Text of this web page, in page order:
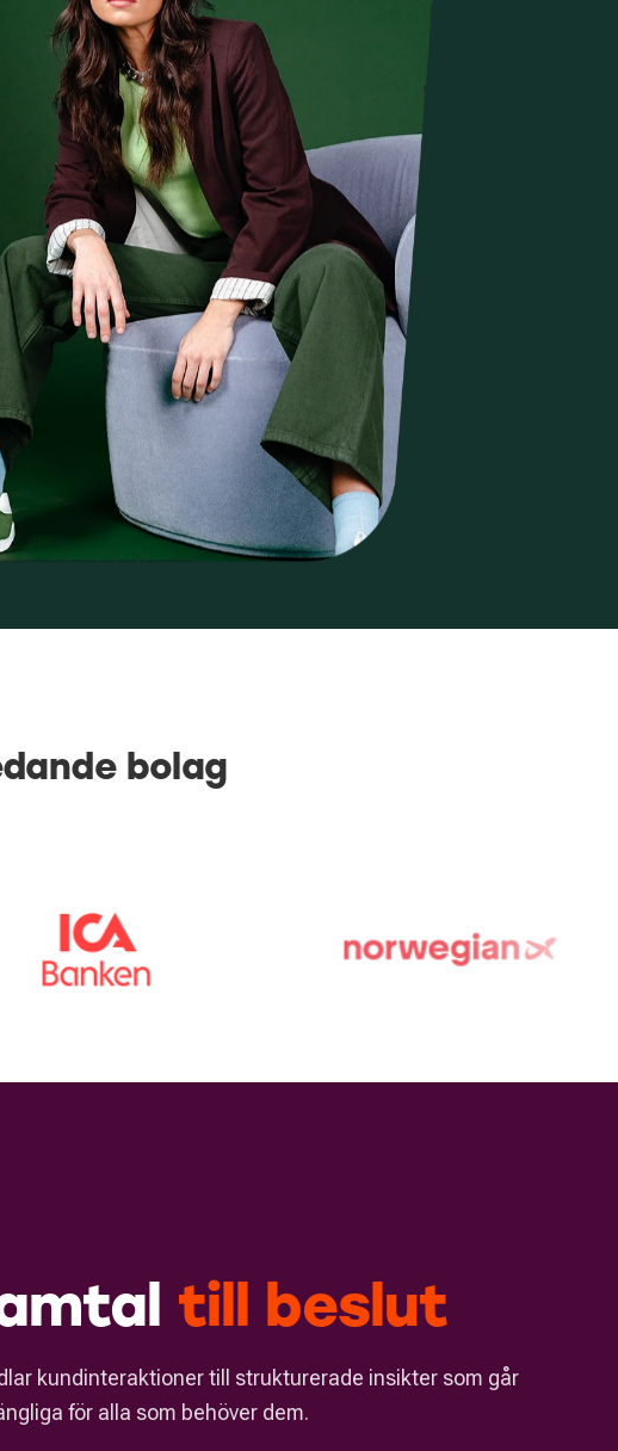
bolag
till beslut
kundinteraktioner till strukturerade insikter som går
för alla som behöver dem.